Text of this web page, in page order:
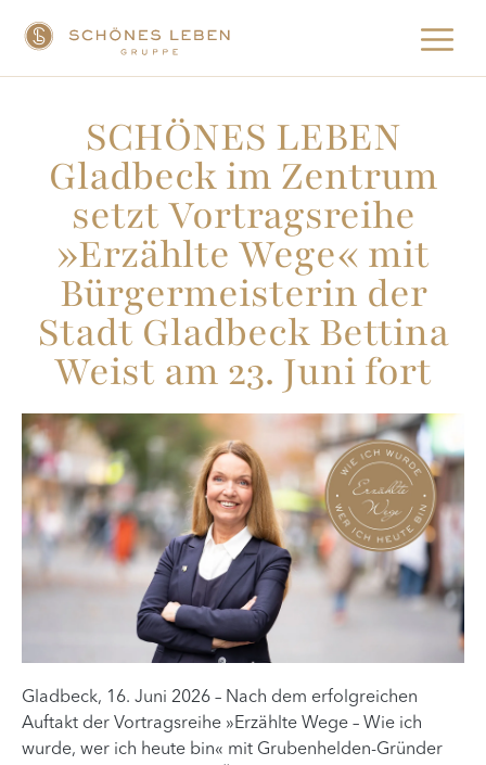
SCHÖNES LEBEN
Gladbeck im Zentrum
setzt Vortragsreihe
»Erzählte Wege« mit
Bürgermeisterin der
Stadt Gladbeck Bettina
Weist am 23. Juni fort
Gladbeck, 16. Juni 2026 – Nach dem erfolgreichen
Auftakt der Vortragsreihe »Erzählte Wege – Wie ich
wurde, wer ich heute bin« mit Grubenhelden-Gründer